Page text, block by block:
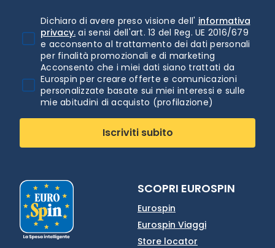
Dichiaro di avere preso visione dell' informativa
privacy. ai sensi dell'art. 13 del Reg. UE 2016/679
e acconsento al trattamento dei dati personali
per finalità promozionali e di marketing
Acconsento che i miei dati siano trattati da
Eurospin per creare offerte e comunicazioni
personalizzate basate sui miei interessi e sulle
mie abitudini di acquisto (profilazione)
Iscriviti subito
SCOPRI EUROSPIN
Eurospin
Eurospin Viaggi
Store locator